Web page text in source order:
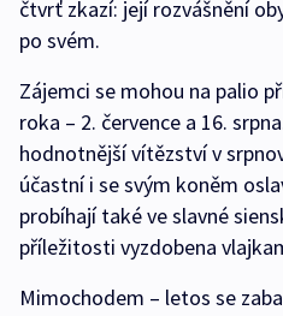
čtvrť zkazí: její rozvášnění
po svém.
Zájemci se mohou na palio
roka – 2. července a 16.
hodnotnější vítězství v
účastní i se svým koněm
probíhají také ve slavné
příležitosti vyzdobena
Mimochodem – letos se